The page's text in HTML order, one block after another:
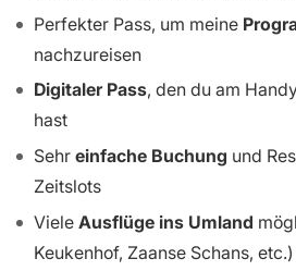
Perfekter Pass, um meine
nachzureisen
Digitaler Pass, den du am
hast
Sehr einfache Buchung und
Zeitslots
Viele Ausflüge ins Umland
Keukenhof, Zaanse Schans, etc.)